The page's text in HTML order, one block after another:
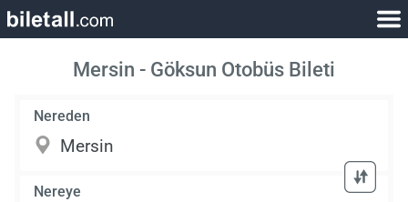
Mersin - Göksun Otobüs Bileti
Nereden
Nereye